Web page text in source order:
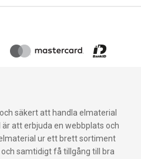
säkert att handla elmaterial
att erbjuda en webbplats och
ur ett brett sortiment
samtidigt få tillgång till bra